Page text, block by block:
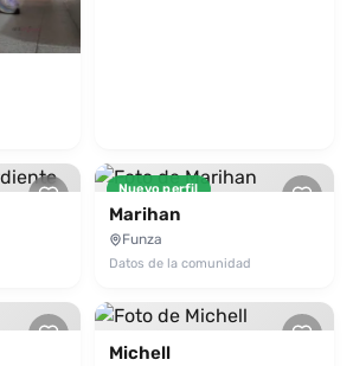
Nuevo perfil
Marihan
Funza
Datos de la comunidad
Michell